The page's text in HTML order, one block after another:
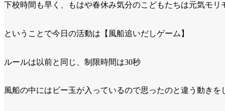
下校時間も早く、もはや春休み気分のこどもたちは元気モリ
ということで今日の活動は【風船追いだしゲーム】
ルールは以前と同じ、制限時間は30秒
風船の中にはビー玉が入っているので思ったのと違う動きを